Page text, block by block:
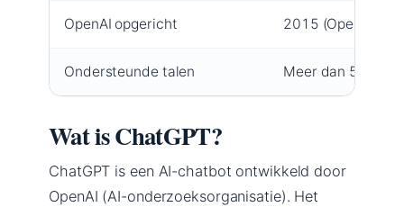
OpenAI opgericht 2015 (OpenAI)
Ondersteunde talen Meer dan 50,
Wat is ChatGPT?
ChatGPT is een AI-chatbot ontwikkeld door
OpenAI (AI-onderzoeksorganisatie). Het